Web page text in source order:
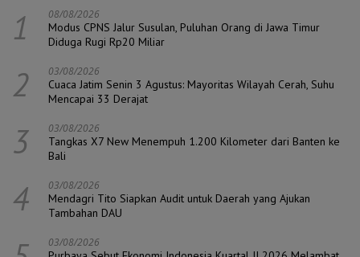
1 08/08/2026
Modus CPNS Jalur Susulan, Puluhan Orang di Jawa Timur
Diduga Rugi Rp20 Miliar
2 03/08/2026
Cuaca Jatim Senin 3 Agustus: Mayoritas Wilayah Cerah, Suhu
Mencapai 33 Derajat
3 03/08/2026
Tangkas X7 New Menempuh 1.200 Kilometer dari Banten ke
Bali
4 03/08/2026
Mendagri Tito Siapkan Audit untuk Daerah yang Ajukan
Tambahan DAU
03/08/2026